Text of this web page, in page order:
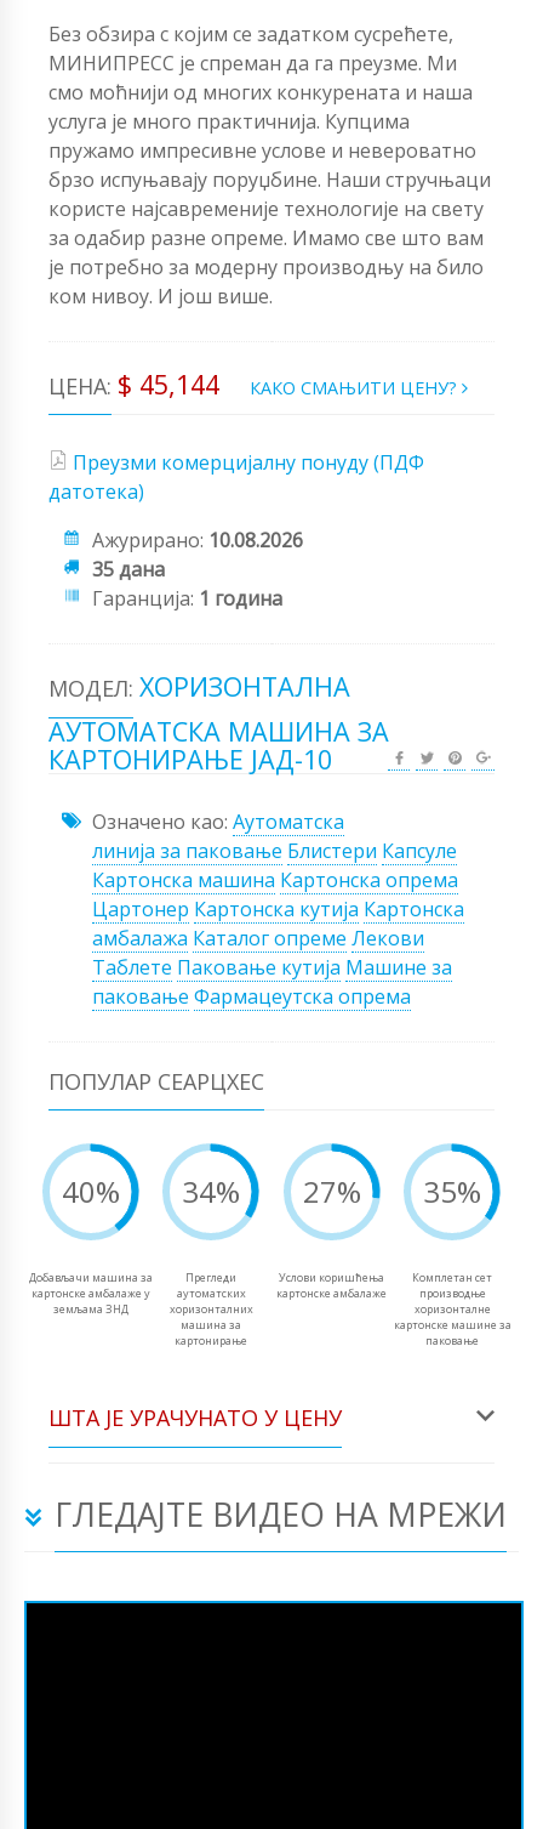
Без обзира с којим се задатком сусрећете,
МИНИПРЕСС је спреман да га преузме. Ми
смо моћнији од многих конкурената и наша
услуга је много практичнија. Купцима
пружамо импресивне услове и невероватно
брзо испуњавају поруџбине. Наши стручњаци
користе најсавременије технологије на свету
за одабир разне опреме. Имамо све што вам
је потребно за модерну производњу на било
ком нивоу. И још више.
ЦЕНА: $ 45,144 КАКО СМАЊИТИ ЦЕНУ?
Преузми комерцијалну понуду (ПДФ
датотека)
Ажурирано: 10.08.2026
35 дана
Гаранција: 1 година
МОДЕЛ: ХОРИЗОНТАЛНА
АУТОМАТСКА МАШИНА ЗА
КАРТОНИРАЊЕ ЈАД-10
Означено као: Аутоматска
линија за паковање Блистери Капсуле
Картонска машина Картонска опрема
Цартонер Картонска кутија Картонска
амбалажа Каталог опреме Лекови
Таблете Паковање кутија Машине за
паковање Фармацеутска опрема
ПОПУЛАР СЕАРЦХЕС
40%
Добављачи машина за
картонске амбалаже у
земљама ЗНД
34%
Прегледи
аутоматских
хоризонталних
машина за
картонирање
27%
Услови коришћења
картонске амбалаже
35%
Комплетан сет
производње
хоризонталне
картонске машине за
паковање
ШТА ЈЕ УРАЧУНАТО У ЦЕНУ
ГЛЕДАЈТЕ ВИДЕО НА МРЕЖИ